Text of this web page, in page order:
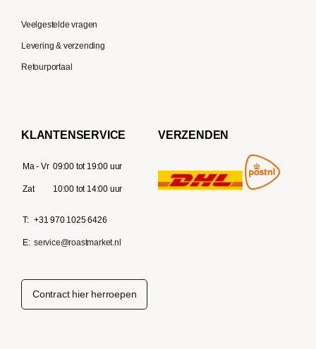
Veelgestelde vragen
Levering & verzending
Retourportaal
KLANTENSERVICE
Ma - Vr 09:00 tot 19:00 uur
Zat 10:00 tot 14:00 uur
T: +31 970 1025 6426
E: service@roastmarket.nl
VERZENDEN
Contract hier herroepen